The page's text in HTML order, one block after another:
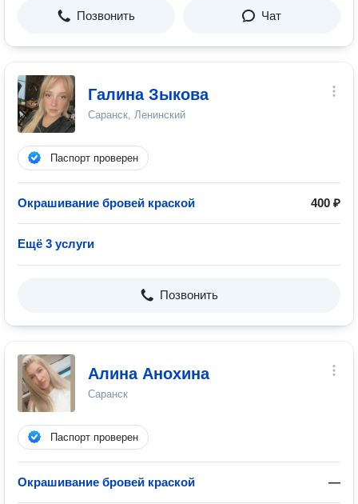
Позвонить Чат
Галина Зыкова
Саранск, Ленинский
Паспорт проверен
Окрашивание бровей краской 400 ₽
Ещё 3 услуги
Позвонить
Алина Анохина
Саранск
Паспорт проверен
Окрашивание бровей краской —